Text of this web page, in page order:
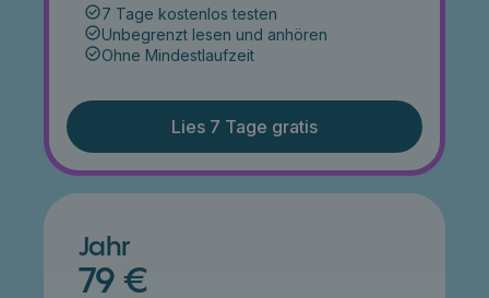
7 Tage kostenlos testen
Unbegrenzt lesen und anhören
Ohne Mindestlaufzeit
Lies 7 Tage gratis
Jahr
79 €